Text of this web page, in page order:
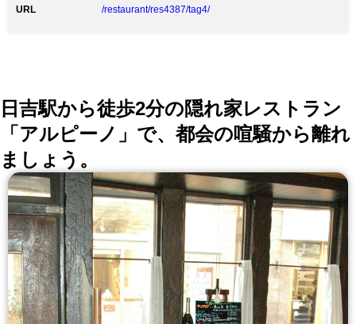
URL
/restaurant/res4387/tag4/
日吉駅から徒歩2分の隠れ家レストラン
「アルピーノ」で、都会の喧騒から離れ
ましょう。